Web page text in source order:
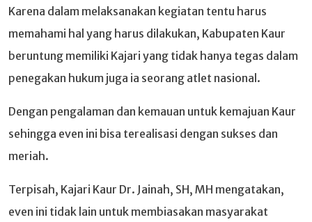
Karena dalam melaksanakan kegiatan tentu harus
memahami hal yang harus dilakukan, Kabupaten Kaur
beruntung memiliki Kajari yang tidak hanya tegas dalam
penegakan hukum juga ia seorang atlet nasional.
Dengan pengalaman dan kemauan untuk kemajuan Kaur
sehingga even ini bisa terealisasi dengan sukses dan
meriah.
Terpisah, Kajari Kaur Dr. Jainah, SH, MH mengatakan,
even ini tidak lain untuk membiasakan masyarakat